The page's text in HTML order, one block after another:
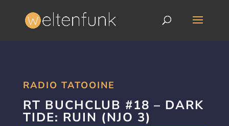
RADIO TATOOINE
RT BUCHCLUB #18 – DARK
TIDE: RUIN (NJO 3)